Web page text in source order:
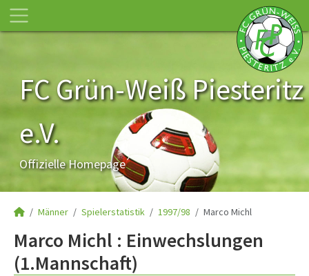
FC Grün-Weiß Piesteritz
e.V.
Offizielle Homepage
Männer Spielerstatistik 1997/98 Marco Michl
Marco Michl : Einwechslungen
(1.Mannschaft)